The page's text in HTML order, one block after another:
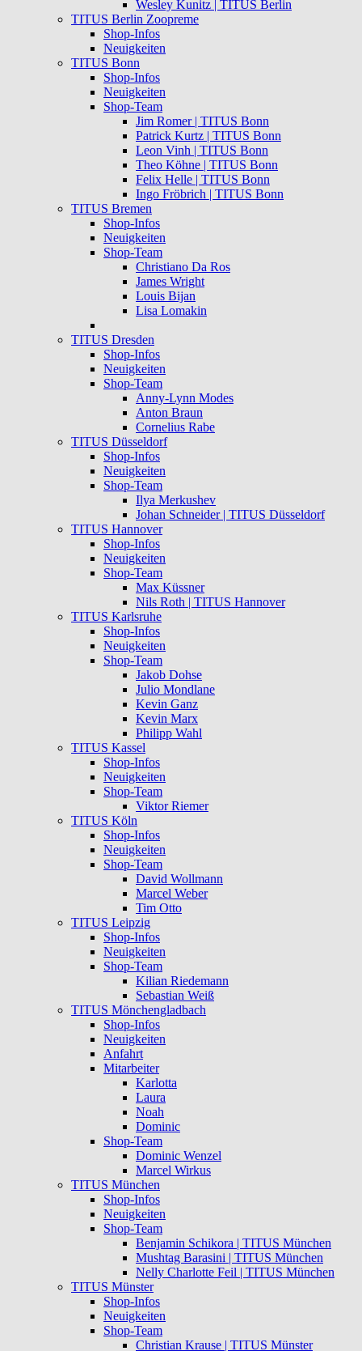
Wesley Kunitz | TITUS Berlin
TITUS Berlin Zoopreme
Shop-Infos
Neuigkeiten
TITUS Bonn
Shop-Infos
Neuigkeiten
Shop-Team
Jim Romer | TITUS Bonn
Patrick Kurtz | TITUS Bonn
Leon Vinh | TITUS Bonn
Theo Köhne | TITUS Bonn
Felix Helle | TITUS Bonn
Ingo Fröbrich | TITUS Bonn
TITUS Bremen
Shop-Infos
Neuigkeiten
Shop-Team
Christiano Da Ros
James Wright
Louis Bijan
Lisa Lomakin
TITUS Dresden
Shop-Infos
Neuigkeiten
Shop-Team
Anny-Lynn Modes
Anton Braun
Cornelius Rabe
TITUS Düsseldorf
Shop-Infos
Neuigkeiten
Shop-Team
Ilya Merkushev
Johan Schneider | TITUS Düsseldorf
TITUS Hannover
Shop-Infos
Neuigkeiten
Shop-Team
Max Küssner
Nils Roth | TITUS Hannover
TITUS Karlsruhe
Shop-Infos
Neuigkeiten
Shop-Team
Jakob Dohse
Julio Mondlane
Kevin Ganz
Kevin Marx
Philipp Wahl
TITUS Kassel
Shop-Infos
Neuigkeiten
Shop-Team
Viktor Riemer
TITUS Köln
Shop-Infos
Neuigkeiten
Shop-Team
David Wollmann
Marcel Weber
Tim Otto
TITUS Leipzig
Shop-Infos
Neuigkeiten
Shop-Team
Kilian Riedemann
Sebastian Weiß
TITUS Mönchengladbach
Shop-Infos
Neuigkeiten
Anfahrt
Mitarbeiter
Karlotta
Laura
Noah
Dominic
Shop-Team
Dominic Wenzel
Marcel Wirkus
TITUS München
Shop-Infos
Neuigkeiten
Shop-Team
Benjamin Schikora | TITUS München
Mushtag Barasini | TITUS München
Nelly Charlotte Feil | TITUS München
TITUS Münster
Shop-Infos
Neuigkeiten
Shop-Team
Christian Krause | TITUS Münster